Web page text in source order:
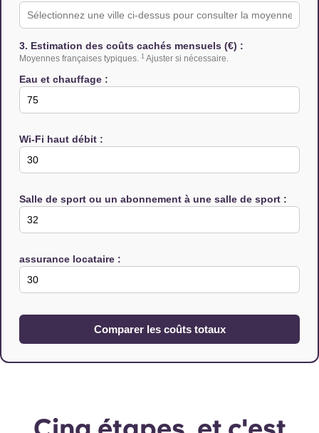
3. Estimation des coûts cachés mensuels (€) :
Moyennes françaises typiques. 1 Ajuster si nécessaire.
Eau et chauffage :
Wi-Fi haut débit :
Salle de sport ou un abonnement à une salle de sport :
assurance locataire :
Comparer les coûts totaux